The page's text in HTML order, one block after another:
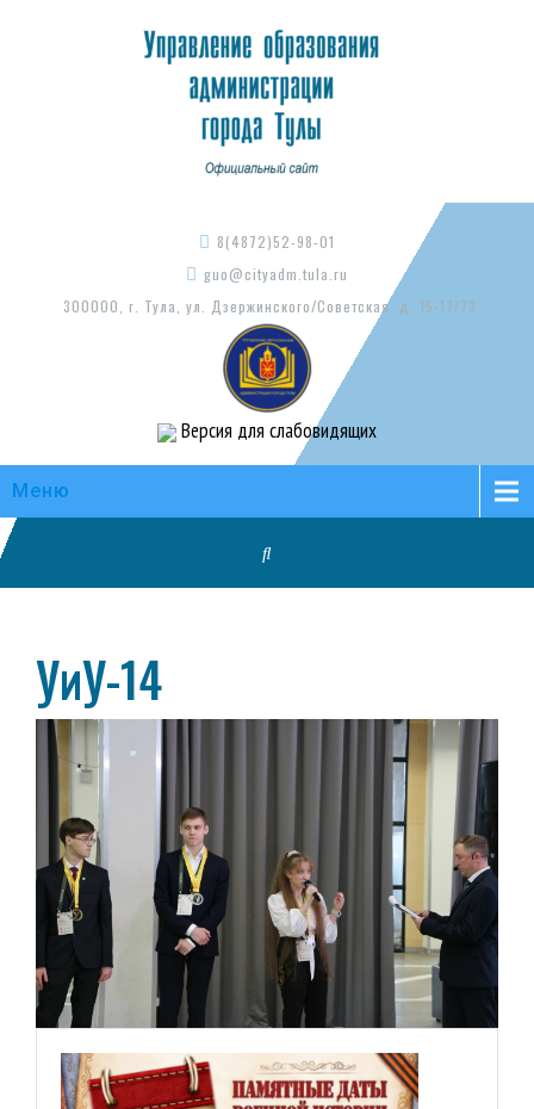
8(4872)52-98-01
guo@cityadm.tula.ru
300000, г. Тула, ул. Дзержинского/Советская, д. 15-17/73
Версия для слабовидящих
Меню
УиУ-14